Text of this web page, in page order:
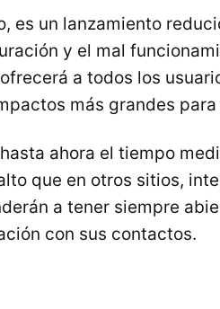
es un lanzamiento
y el mal
a todos los
más grandes para
ahora el tiempo
que en otros sitios,
a tener siempre
con sus contactos.